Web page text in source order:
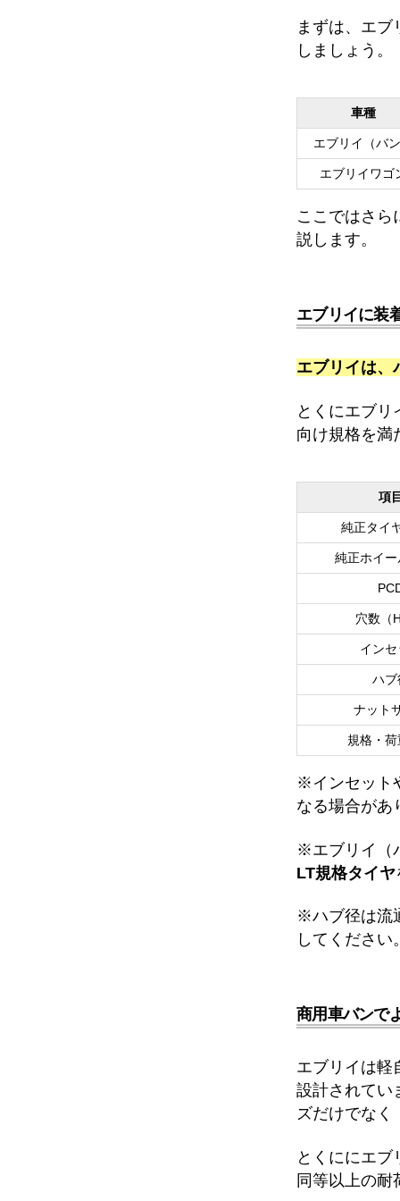
まずは、エ
しましょう。
車種
エブリイ（バン
エブリイワゴ
ここではさら
説します。
エブリイに装
エブリイは、
とくにエブリ
向け規格を満
項目
純正タイ
純正ホイ
穴数（H
インセ
ハブ
ナット
規格・荷
※インセット
なる場合があ
※エブリイ（
LT規格タイヤ
※ハブ径は流
してください。
商用車バンで
エブリイは軽
設計されてい
ズだけでなく
とくににエブ
同等以上の耐